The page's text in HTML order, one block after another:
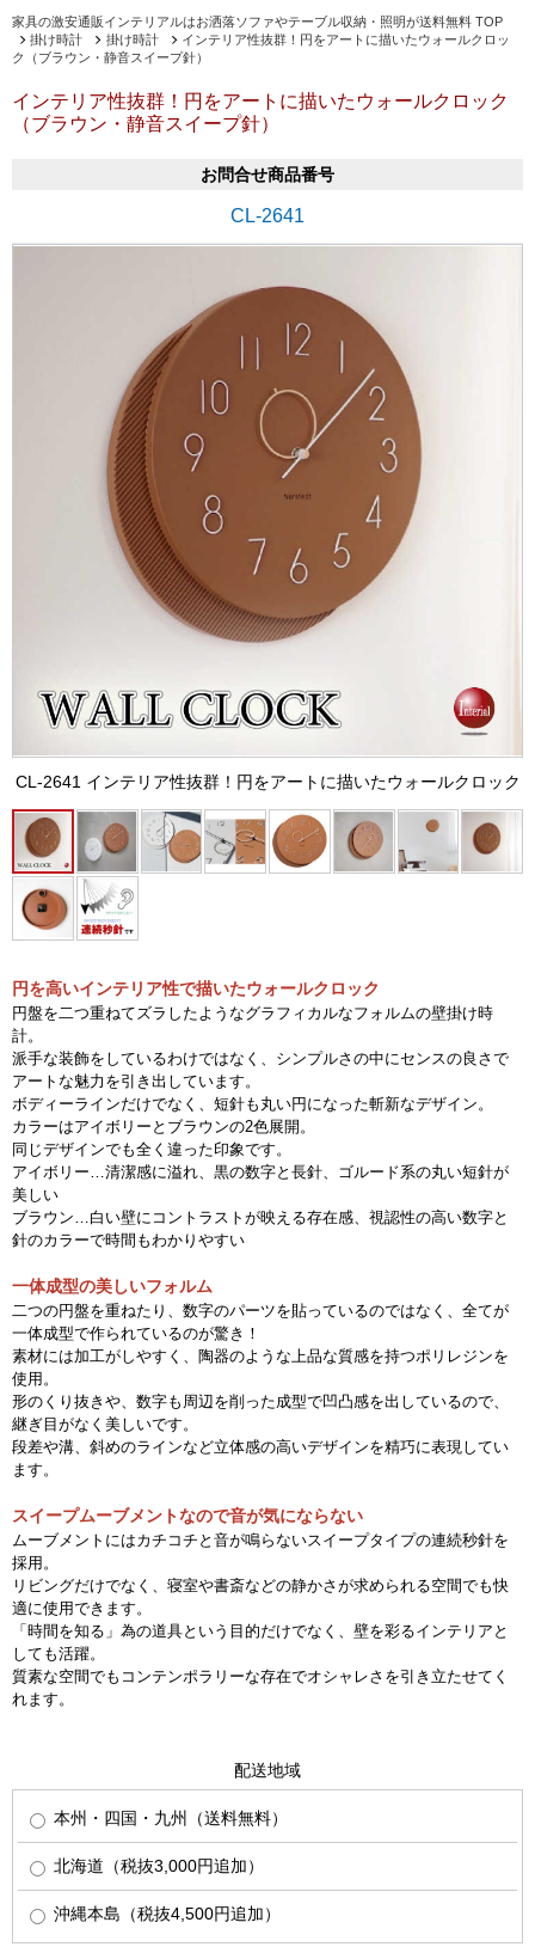
家具の激安通販インテリアルはお洒落ソファやテーブル収納・照明が送料無料 TOP
掛け時計
掛け時計
インテリア性抜群！円をアートに描いたウォールクロッ
ク（ブラウン・静音スイープ針）
インテリア性抜群！円をアートに描いたウォールクロック
（ブラウン・静音スイープ針）
お問合せ商品番号
CL-2641
CL-2641 インテリア性抜群！円をアートに描いたウォールクロック
円を高いインテリア性で描いたウォールクロック
円盤を二つ重ねてズラしたようなグラフィカルなフォルムの壁掛け時
計。
派手な装飾をしているわけではなく、シンプルさの中にセンスの良さで
アートな魅力を引き出しています。
ボディーラインだけでなく、短針も丸い円になった斬新なデザイン。
カラーはアイボリーとブラウンの2色展開。
同じデザインでも全く違った印象です。
アイボリー…清潔感に溢れ、黒の数字と長針、ゴルード系の丸い短針が
美しい
ブラウン…白い壁にコントラストが映える存在感、視認性の高い数字と
針のカラーで時間もわかりやすい
一体成型の美しいフォルム
二つの円盤を重ねたり、数字のパーツを貼っているのではなく、全てが
一体成型で作られているのが驚き！
素材には加工がしやすく、陶器のような上品な質感を持つポリレジンを
使用。
形のくり抜きや、数字も周辺を削った成型で凹凸感を出しているので、
継ぎ目がなく美しいです。
段差や溝、斜めのラインなど立体感の高いデザインを精巧に表現してい
ます。
スイープムーブメントなので音が気にならない
ムーブメントにはカチコチと音が鳴らないスイープタイプの連続秒針を
採用。
リビングだけでなく、寝室や書斎などの静かさが求められる空間でも快
適に使用できます。
「時間を知る」為の道具という目的だけでなく、壁を彩るインテリアと
しても活躍。
質素な空間でもコンテンポラリーな存在でオシャレさを引き立たせてく
れます。
配送地域
本州・四国・九州（送料無料）
北海道（税抜3,000円追加）
沖縄本島（税抜4,500円追加）